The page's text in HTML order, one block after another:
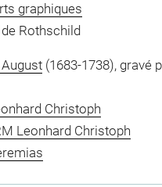
graphiques
Rothschild
(1683-1738), gravé
Christoph
Leonhard Christoph